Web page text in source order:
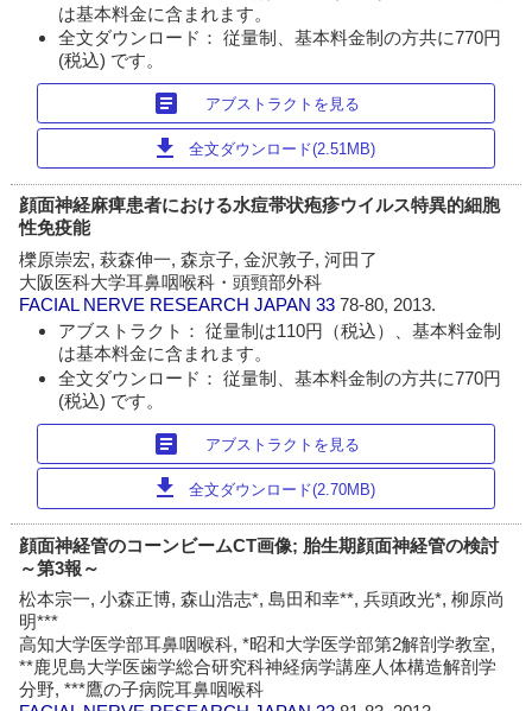
は基本料金に含まれます。
全文ダウンロード： 従量制、基本料金制の方共に770円
(税込) です。
article アブストラクトを見る
download 全文ダウンロード(2.51MB)
顔面神経麻痺患者における水痘帯状疱疹ウイルス特異的細胞
性免疫能
櫟原崇宏, 萩森伸一, 森京子, 金沢敦子, 河田了
大阪医科大学耳鼻咽喉科・頭頸部外科
FACIAL NERVE RESEARCH JAPAN 3378-80, 2013.
アブストラクト： 従量制は110円（税込）、基本料金制
は基本料金に含まれます。
全文ダウンロード： 従量制、基本料金制の方共に770円
(税込) です。
article アブストラクトを見る
download 全文ダウンロード(2.70MB)
顔面神経管のコーンビームCT画像; 胎生期顔面神経管の検討
～第3報～
松本宗一, 小森正博, 森山浩志*, 島田和幸**, 兵頭政光*, 柳原尚
明***
高知大学医学部耳鼻咽喉科, *昭和大学医学部第2解剖学教室,
**鹿児島大学医歯学総合研究科神経病学講座人体構造解剖学
分野, ***鷹の子病院耳鼻咽喉科